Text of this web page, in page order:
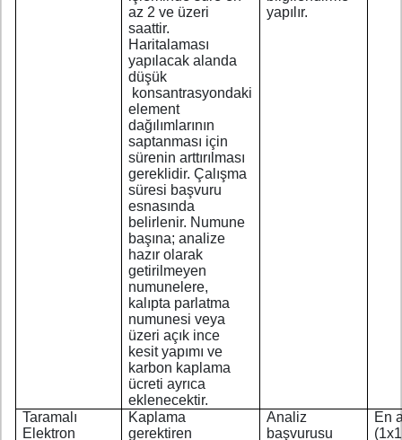
az 2 ve üzeri
saattir.
Haritalaması
yapılacak alanda
düşük
konsantrasyondaki
element
dağılımlarının
saptanması için
sürenin arttırılması
gereklidir. Çalışma
süresi başvuru
esnasında
belirlenir. Numune
başına; analize
hazır olarak
getirilmeyen
numunelere,
kalıpta parlatma
numunesi veya
üzeri açık ince
kesit yapımı ve
karbon kaplama
ücreti ayrıca
eklenecektir.
yapılır.
Taramalı
Elektron
Kaplama
gerektiren
Analiz
başvurusu
En